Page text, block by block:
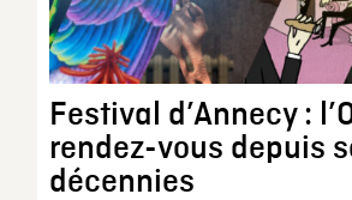
Festival d’Annecy :
rendez-vous depuis
décennies